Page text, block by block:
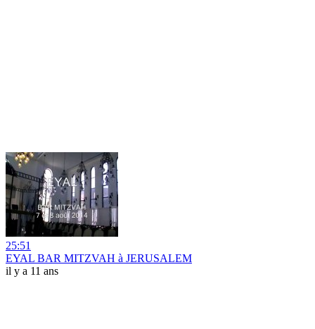
25:51
EYAL BAR MITZVAH à JERUSALEM
il y a 11 ans